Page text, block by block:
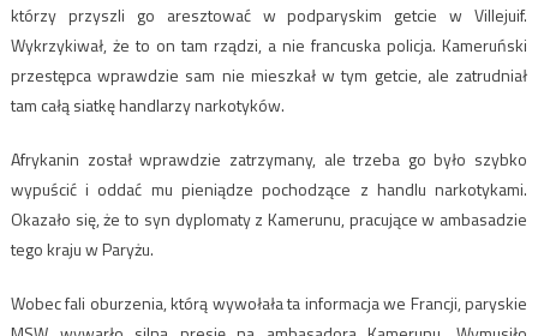
którzy przyszli go aresztować w podparyskim getcie w Villejuif.
Wykrzykiwał, że to on tam rządzi, a nie francuska policja. Kameruński
przestępca wprawdzie sam nie mieszkał w tym getcie, ale zatrudniał
tam całą siatkę handlarzy narkotyków.
Afrykanin został wprawdzie zatrzymany, ale trzeba go było szybko
wypuścić i oddać mu pieniądze pochodzące z handlu narkotykami.
Okazało się, że to syn dyplomaty z Kamerunu, pracujące w ambasadzie
tego kraju w Paryżu.
Wobec fali oburzenia, którą wywołała ta informacja we Francji, paryskie